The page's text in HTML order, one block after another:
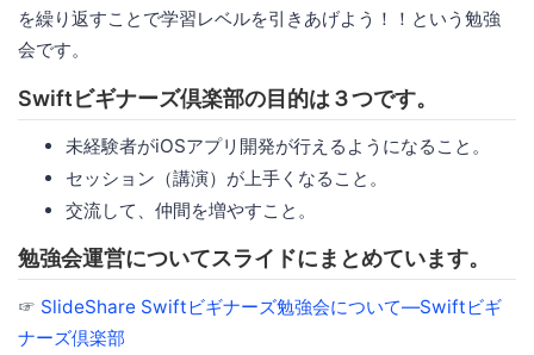
を繰り返すことで学習レベルを引きあげよう！！という勉強
会です。
Swiftビギナーズ倶楽部の目的は３つです。
未経験者がiOSアプリ開発が行えるようになること。
セッション（講演）が上手くなること。
交流して、仲間を増やすこと。
勉強会運営についてスライドにまとめています。
☞ SlideShare Swiftビギナーズ勉強会について―Swiftビギ
ナーズ倶楽部